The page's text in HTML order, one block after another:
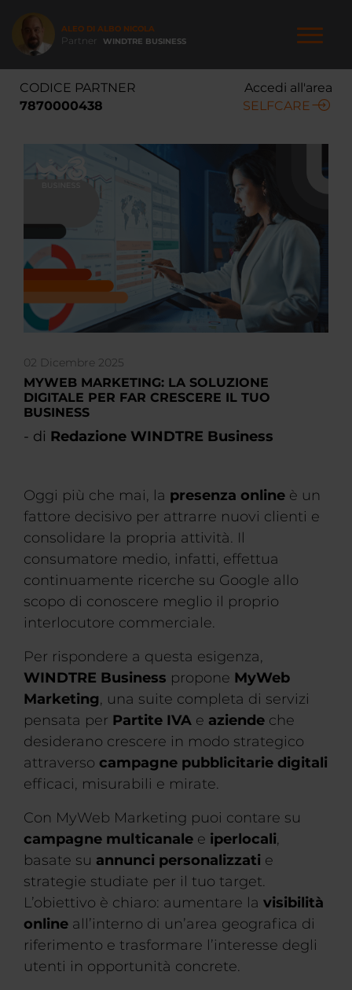
contenuto
principale
ALEO DI ALBO NICOLA
Partner WINDTRE BUSINESS
CODICE PARTNER
7870000438
Accedi all'area
SELFCARE
NAVIGAZIONE
PRINCIPALE
02 Dicembre 2025
MYWEB MARKETING: LA SOLUZIONE
DIGITALE PER FAR CRESCERE IL TUO
BUSINESS
- di Redazione WINDTRE Business
Oggi più che mai, la presenza online è un
fattore decisivo per attrarre nuovi clienti e
consolidare la propria attività. Il
consumatore medio, infatti, effettua
continuamente ricerche su Google allo
scopo di conoscere meglio il proprio
interlocutore commerciale.
Per rispondere a questa esigenza,
WINDTRE Business propone MyWeb
Marketing, una suite completa di servizi
pensata per Partite IVA e aziende che
desiderano crescere in modo strategico
attraverso campagne pubblicitarie digitali
efficaci, misurabili e mirate.
Con MyWeb Marketing puoi contare su
campagne multicanale e iperlocali,
basate su annunci personalizzati e
strategie studiate per il tuo target.
L’obiettivo è chiaro: aumentare la visibilità
online all’interno di un’area geografica di
riferimento e trasformare l’interesse degli
utenti in opportunità concrete.